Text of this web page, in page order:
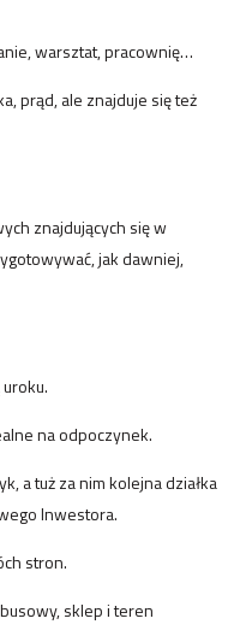
warsztat, pracownię…
prąd, ale znajduje się też
znajdujących się w
jak dawniej,
na odpoczynek.
a tuż za nim kolejna działka
Inwestora.
stron.
sklep i teren